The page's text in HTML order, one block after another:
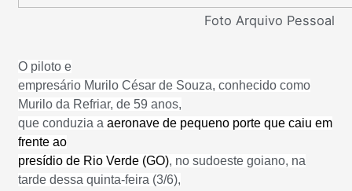
Foto Arquivo Pessoal
O piloto e
empresário Murilo César de Souza, conhecido como
Murilo da Refriar, de 59 anos,
que conduzia a aeronave de pequeno porte que caiu em
frente ao
presídio de Rio Verde (GO), no sudoeste goiano, na
tarde dessa quinta-feira (3/6),